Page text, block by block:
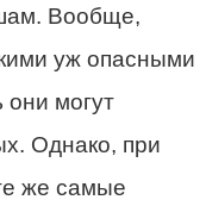
Вообще,
уж опасными
могут
Однако, при
же самые